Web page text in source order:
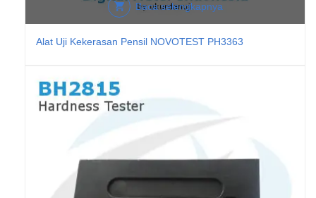
Baca selengkapnya
Alat Uji Kekerasan Pensil NOVOTEST PH3363